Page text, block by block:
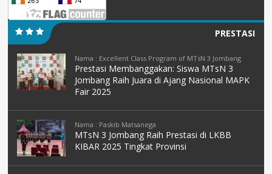
PRESTASI
Nama : Excellent Class Program of MTsN 3 Jombang
Prestasi Membanggakan: Siswa MTsN 3
Jombang Raih Juara di Ajang Nasional MAPK
Fair 2025
Nama : Paskib Matsanega
MTsN 3 Jombang Raih Prestasi di LKBB
KIBAR 2025 Tingkat Provinsi